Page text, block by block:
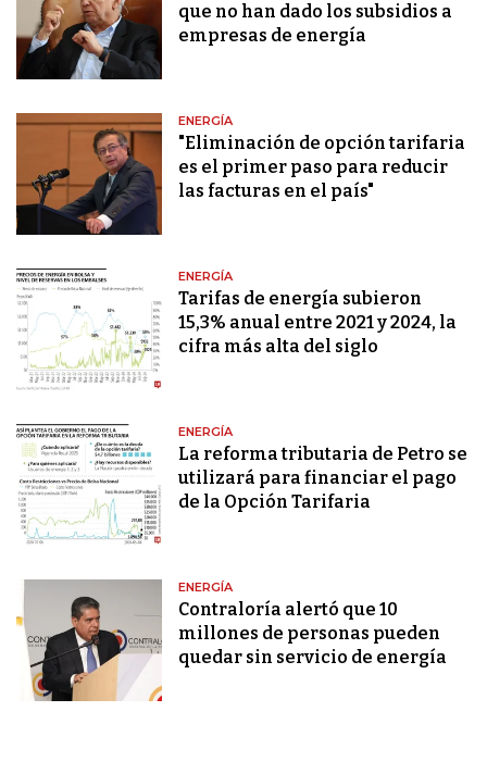
que no han dado los subsidios a
empresas de energía
ENERGÍA
"Eliminación de opción tarifaria
es el primer paso para reducir
las facturas en el país"
ENERGÍA
Tarifas de energía subieron
15,3% anual entre 2021 y 2024, la
cifra más alta del siglo
ENERGÍA
La reforma tributaria de Petro se
utilizará para financiar el pago
de la Opción Tarifaria
ENERGÍA
Contraloría alertó que 10
millones de personas pueden
quedar sin servicio de energía